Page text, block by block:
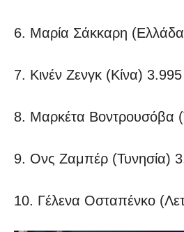
6. Μαρία Σάκκαρη
7. Κινέν Ζενγκ (Κίνα) 3.995
8. Μαρκέτα Βοντρουσόβα
9. Ονς Ζαμπέρ (Τυνησία)
10. Γέλενα Οσταπένκο